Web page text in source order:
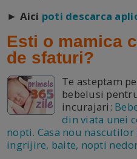
► Aici poti descarca
Esti o mamica
de sfaturi?
Te asteptam
bebelusi
incurajari:
din viata unei
nopti. Casa nou nascutilor
ingrijire, baite, nopti